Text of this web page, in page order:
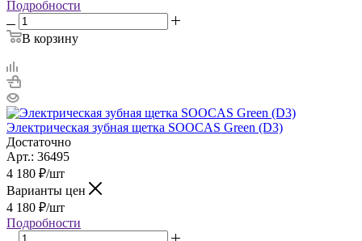
Подробности
В корзину
Электрическая зубная щетка SOOCAS Green (D3)
Достаточно
Арт.: 36495
4 180 ₽/шт
Варианты цен
4 180 ₽/шт
Подробности